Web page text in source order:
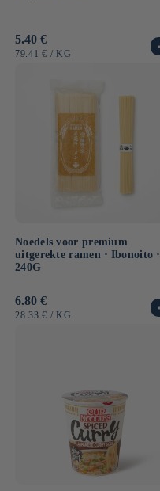
Normale
prijs
5.40 €
EENHEIDSPRIJS
79.41 € / PER
KG
Noedels voor premium
uitgerekte ramen ⋅ Ibonoito ⋅
240G
Normale
prijs
6.80 €
EENHEIDSPRIJS
28.33 € / PER
KG